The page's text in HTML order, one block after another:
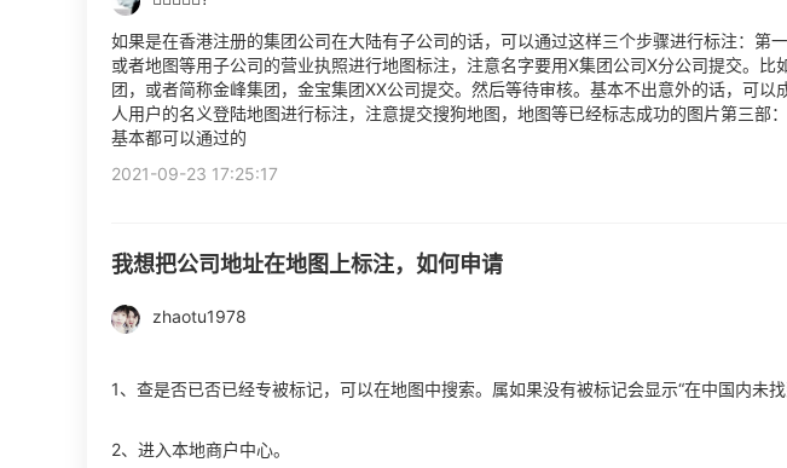
如果是在香港注册的集团公司在大陆有子公司的话，可以通过这样三个步骤进行标注：第
或者地图等用子公司的营业执照进行地图标注，注意名字要用X集团公司X分公司提交。比
团，或者简称金峰集团，金宝集团XX公司提交。然后等待审核。基本不出意外的话，可以
人用户的名义登陆地图进行标注，注意提交搜狗地图，地图等已经标志成功的图片第三部
基本都可以通过的
2021-09-23 17:25:17
我想把公司地址在地图上标注，如何申请
zhaotu1978
1、查是否已否已经专被标记，可以在地图中搜索。属如果没有被标记会显示“在中国内未
2、进入本地商户中心。